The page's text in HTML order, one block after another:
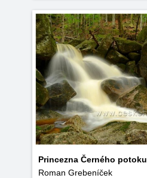
Princezna Černého potoku
Roman Grebeníček